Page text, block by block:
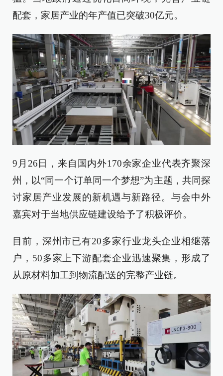
配套，家居产业的年产值已突破30亿元。
9月26日，来自国内外170余家企业代表齐聚深
州，以“同一个订单同一个梦想”为主题，共同探
讨家居产业发展的新机遇与新路径。与会中外
嘉宾对于当地供应链建设给予了积极评价。
目前，深州市已有20多家行业龙头企业相继落
户，50多家上下游配套企业迅速聚集，形成了
从原材料加工到物流配送的完整产业链。